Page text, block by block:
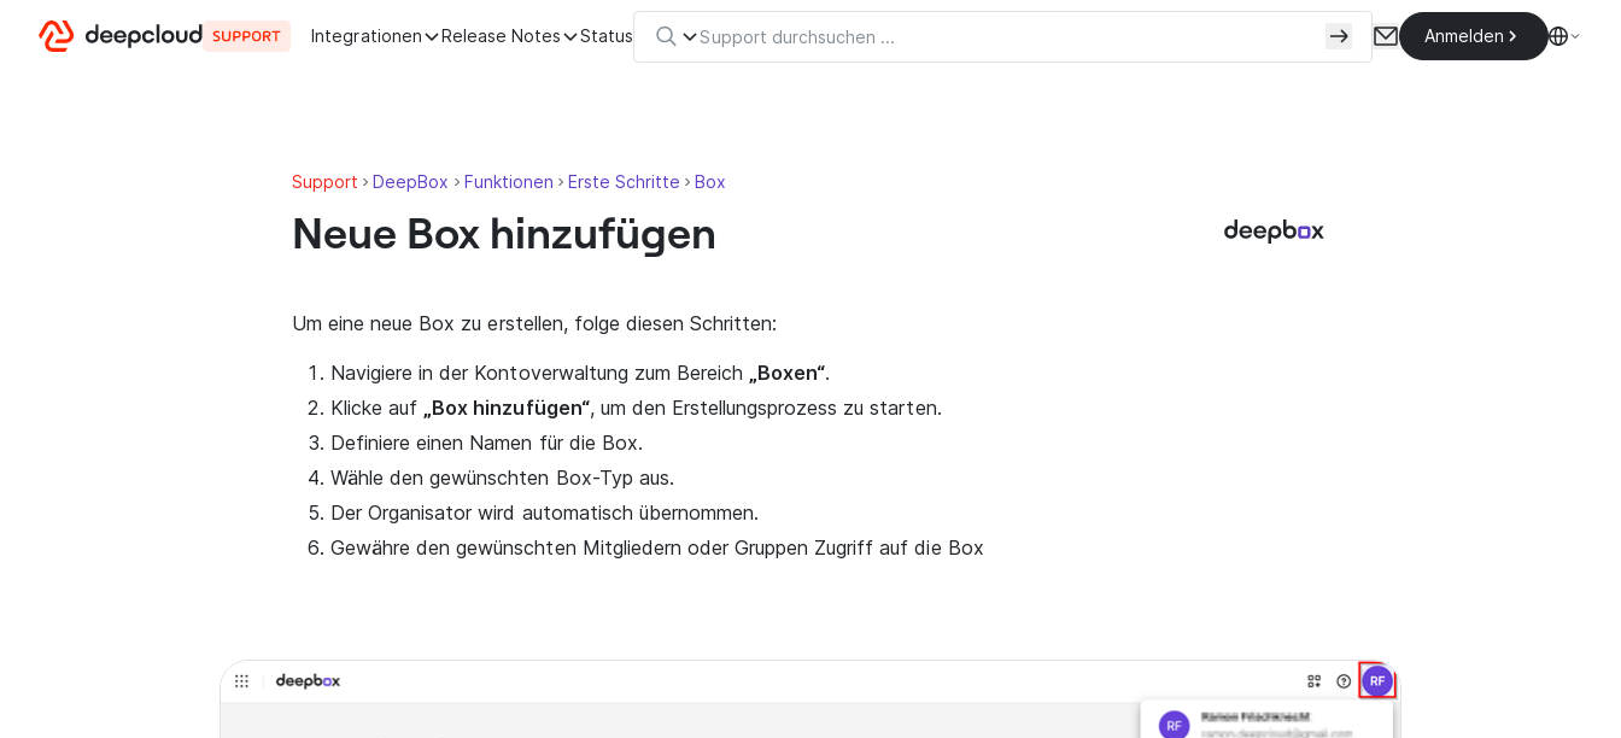
Integrationen Release Notes Status Anmelden
Support DeepBox Funktionen Erste Schritte Box
Neue Box hinzufügen
Um eine neue Box zu erstellen, folge diesen Schritten:
Navigiere in der Kontoverwaltung zum Bereich „Boxen“.
Klicke auf „Box hinzufügen“, um den Erstellungsprozess zu starten.
Definiere einen Namen für die Box.
Wähle den gewünschten Box-Typ aus.
Der Organisator wird automatisch übernommen.
Gewähre den gewünschten Mitgliedern oder Gruppen Zugriff auf die Box